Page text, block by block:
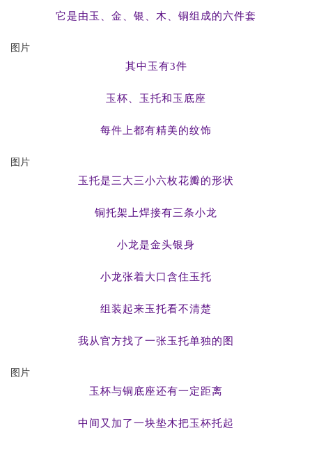
它是由玉、金、银、木、铜组成的六件套
图片
其中玉有3件
玉杯、玉托和玉底座
每件上都有精美的纹饰
图片
玉托是三大三小六枚花瓣的形状
铜托架上焊接有三条小龙
小龙是金头银身
小龙张着大口含住玉托
组装起来玉托看不清楚
我从官方找了一张玉托单独的图
图片
玉杯与铜底座还有一定距离
中间又加了一块垫木把玉杯托起